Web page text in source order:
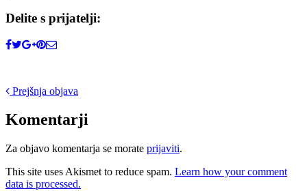
Delite s prijatelji:
Post
navigation
Prejšnja objava
Komentarji
Za objavo komentarja se morate prijaviti.
This site uses Akismet to reduce spam. Learn how your comment
data is processed.